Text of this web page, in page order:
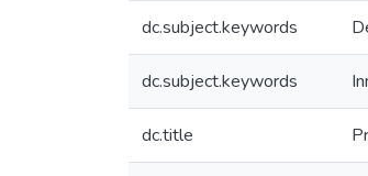
dc.subject.keywords
dc.subject.keywords
dc.title